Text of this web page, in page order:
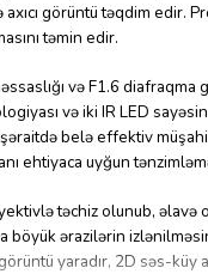
axıcı görüntü təqdim
təmin edir.
və F1.6
və iki IR LED
şəraitdə belə effektiv
ehtiyaca uyğun
təchiz olunub,
böyük ərazilərin
yaradır, 2D səs-